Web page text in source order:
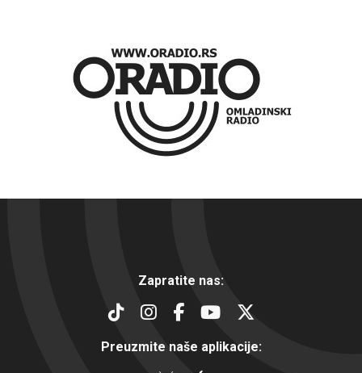
Zapratite nas:
Preuzmite naše aplikacije: